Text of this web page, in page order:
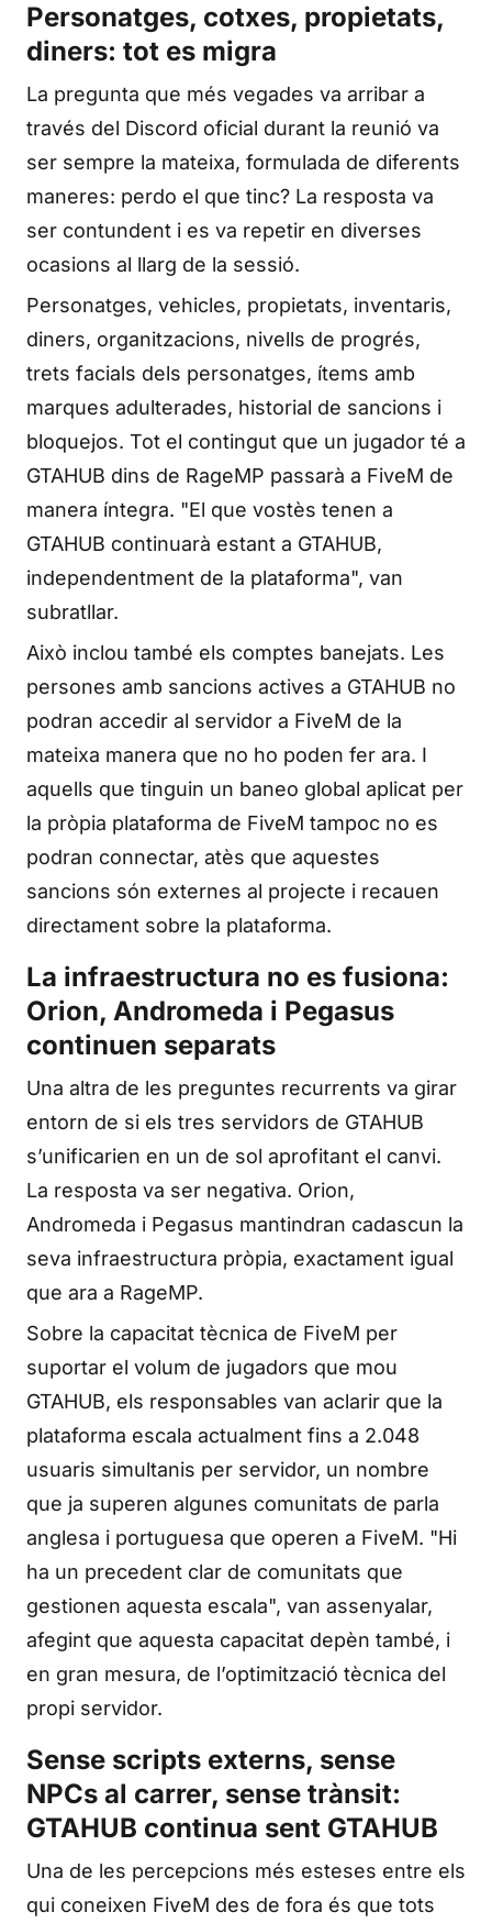
Personatges, cotxes, propietats,
diners: tot es migra
La pregunta que més vegades va arribar a
través del Discord oficial durant la reunió va
ser sempre la mateixa, formulada de diferents
maneres: perdo el que tinc? La resposta va
ser contundent i es va repetir en diverses
ocasions al llarg de la sessió.
Personatges, vehicles, propietats, inventaris,
diners, organitzacions, nivells de progrés,
trets facials dels personatges, ítems amb
marques adulterades, historial de sancions i
bloquejos. Tot el contingut que un jugador té a
GTAHUB dins de RageMP passarà a FiveM de
manera íntegra. "El que vostès tenen a
GTAHUB continuarà estant a GTAHUB,
independentment de la plataforma", van
subratllar.
Això inclou també els comptes banejats. Les
persones amb sancions actives a GTAHUB no
podran accedir al servidor a FiveM de la
mateixa manera que no ho poden fer ara. I
aquells que tinguin un baneo global aplicat per
la pròpia plataforma de FiveM tampoc no es
podran connectar, atès que aquestes
sancions són externes al projecte i recauen
directament sobre la plataforma.
La infraestructura no es fusiona:
Orion, Andromeda i Pegasus
continuen separats
Una altra de les preguntes recurrents va girar
entorn de si els tres servidors de GTAHUB
s’unificarien en un de sol aprofitant el canvi.
La resposta va ser negativa. Orion,
Andromeda i Pegasus mantindran cadascun la
seva infraestructura pròpia, exactament igual
que ara a RageMP.
Sobre la capacitat tècnica de FiveM per
suportar el volum de jugadors que mou
GTAHUB, els responsables van aclarir que la
plataforma escala actualment fins a 2.048
usuaris simultanis per servidor, un nombre
que ja superen algunes comunitats de parla
anglesa i portuguesa que operen a FiveM. "Hi
ha un precedent clar de comunitats que
gestionen aquesta escala", van assenyalar,
afegint que aquesta capacitat depèn també, i
en gran mesura, de l’optimització tècnica del
propi servidor.
Sense scripts externs, sense
NPCs al carrer, sense trànsit:
GTAHUB continua sent GTAHUB
Una de les percepcions més esteses entre els
qui coneixen FiveM des de fora és que tots